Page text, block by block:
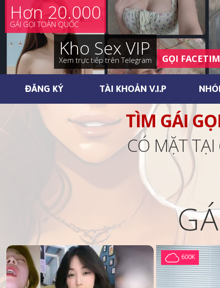
Hơn 20.000
GÁI GỌI TOÀN QUỐC
Kho Sex VIP
Xem trực tiếp trên Telegram GỌI
ĐĂNG KÝ TÀI KHOẢN V.I.P
TÌM GÁI
CÓ MẶT
600K